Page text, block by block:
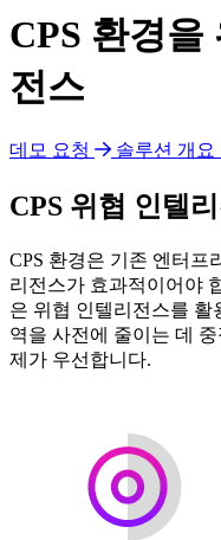
CPS 환경을
전스
데모 요청 솔루션 개요
CPS 위협 인텔
CPS 환경은 기존 엔터프
리전스가 효과적이어야
은 위협 인텔리전스를 활
역을 사전에 줄이는 데
제가 우선합니다.